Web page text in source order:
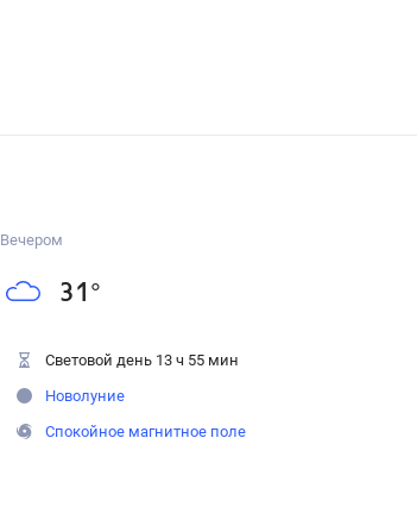
Вечером
31 °
Световой день 13 ч 55 мин
Новолуние
Спокойное магнитное поле